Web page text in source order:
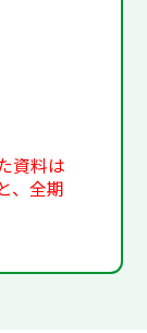
資料は
、全期